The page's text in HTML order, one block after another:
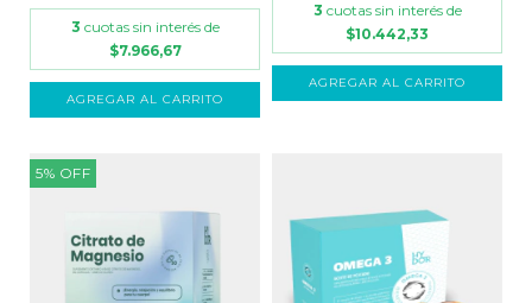
3 cuotas sin interés de
$7.966,67
3 cuotas sin interés de
$10.442,33
AGREGAR AL CARRITO
5% OFF